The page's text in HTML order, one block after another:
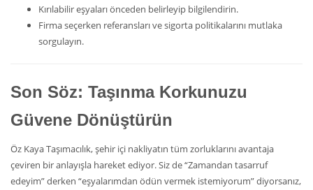
Kırılabilir eşyaları önceden belirleyip bilgilendirin.
Firma seçerken referansları ve sigorta politikalarını mutlaka
sorgulayın.
Son Söz: Taşınma Korkunuzu
Güvene Dönüştürün
Öz Kaya Taşımacılık, şehir içi nakliyatın tüm zorluklarını avantaja
çeviren bir anlayışla hareket ediyor. Siz de “Zamandan tasarruf
edeyim” derken “eşyalarımdan ödün vermek istemiyorum” diyorsanız,